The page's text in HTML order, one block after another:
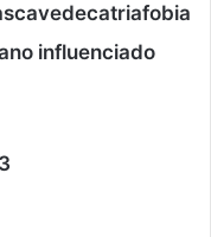
influenciado